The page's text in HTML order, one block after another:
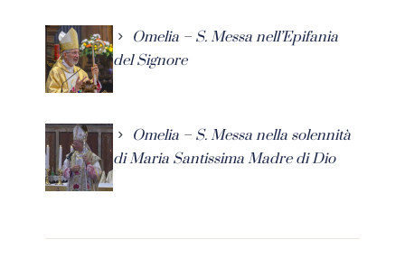
Omelia – S. Messa nell’Epifania
del Signore
Omelia – S. Messa nella solennità
di Maria Santissima Madre di Dio